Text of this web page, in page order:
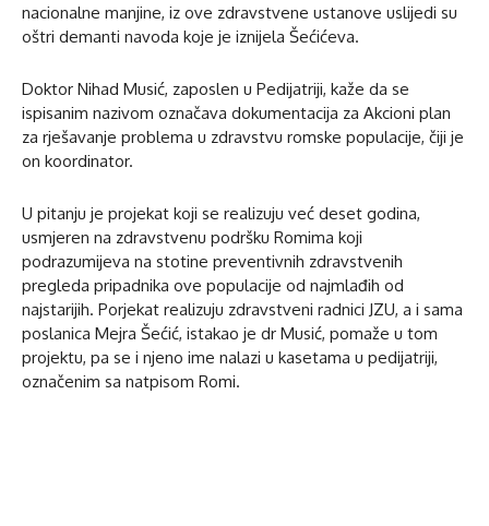
nacionalne manjine, iz ove zdravstvene ustanove uslijedi su
oštri demanti navoda koje je iznijela Šećićeva.
Doktor Nihad Musić, zaposlen u Pedijatriji, kaže da se
ispisanim nazivom označava dokumentacija za Akcioni plan
za rješavanje problema u zdravstvu romske populacije, čiji je
on koordinator.
U pitanju je projekat koji se realizuju već deset godina,
usmjeren na zdravstvenu podršku Romima koji
podrazumijeva na stotine preventivnih zdravstvenih
pregleda pripadnika ove populacije od najmlađih od
najstarijih. Porjekat realizuju zdravstveni radnici JZU, a i sama
poslanica Mejra Šećić, istakao je dr Musić, pomaže u tom
projektu, pa se i njeno ime nalazi u kasetama u pedijatriji,
označenim sa natpisom Romi.